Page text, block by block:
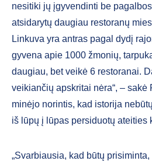
nesitiki jų įgyvendinti be
atsidarytų daugiau restoranų
Linkuva yra antras pagal dydį
gyvena apie 1000 žmonių,
daugiau, bet veikė 6 restoranai.
veikiančių apskritai nėra“, – sakė
minėjo norintis, kad istorija
iš lūpų į lūpas persiduotų ateities
„Svarbiausia, kad būtų